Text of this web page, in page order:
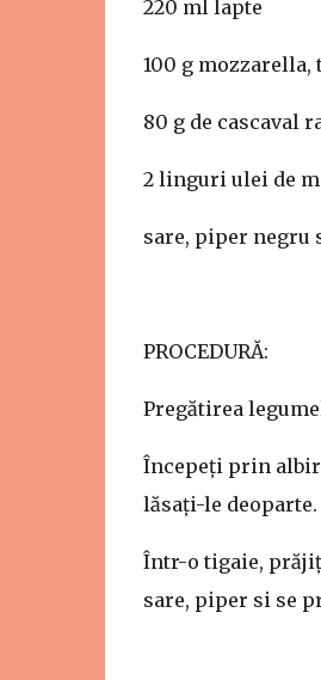
220 ml lapte
100 g mozzarella,
80 g de cascaval
2 linguri ulei de
sare, piper negru
PROCEDURĂ:
Pregătirea
Începeți prin
lăsați-le deoparte.
Într-o tigaie,
sare, piper si se